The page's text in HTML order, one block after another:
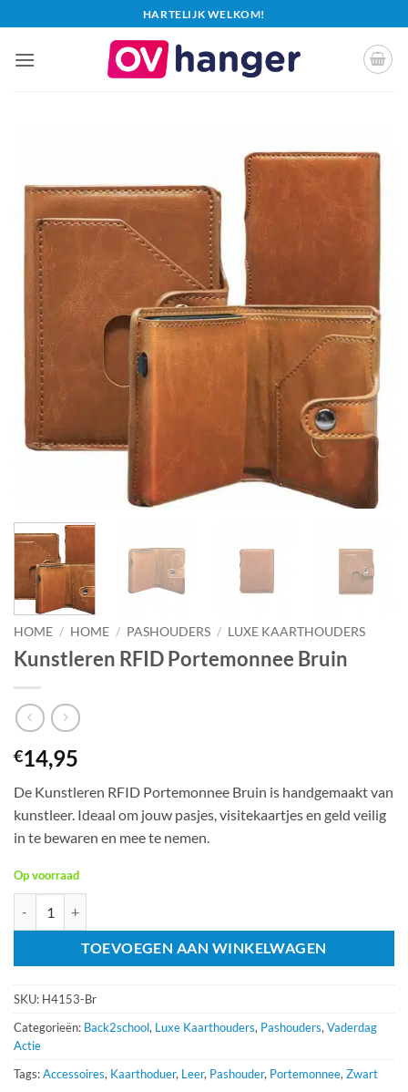
naar
inhoud
HARTELIJK WELKOM!
HOME / HOME / PASHOUDERS / LUXE KAARTHOUDERS
Kunstleren RFID Portemonnee Bruin
€14,95
De Kunstleren RFID Portemonnee Bruin is handgemaakt van
kunstleer. Ideaal om jouw pasjes, visitekaartjes en geld veilig
in te bewaren en mee te nemen.
Op voorraad
TOEVOEGEN AAN WINKELWAGEN
SKU: H4153-Br
Categorieën: Back2school, Luxe Kaarthouders, Pashouders,Vaderdag
Actie
Tags:Accessoires, Kaarthoduer, Leer, Pashouder, Portemonnee,Zwart